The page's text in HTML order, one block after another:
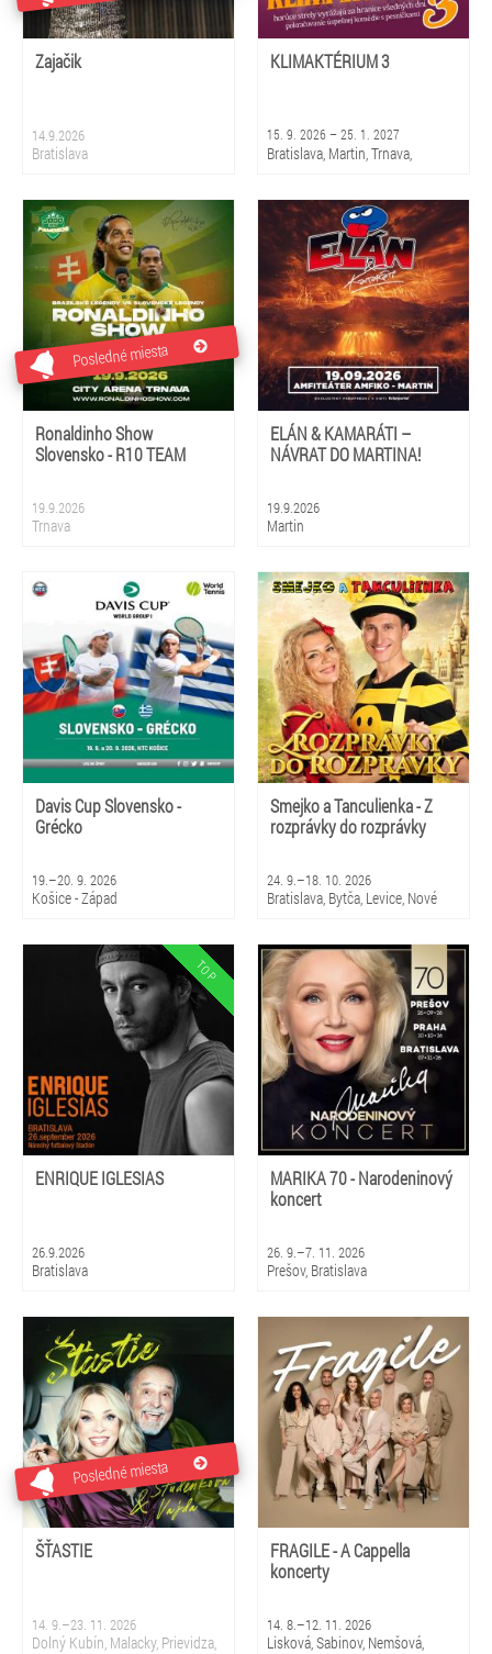
Zajačik
14.9.2026
Bratislava
KLIMAKTÉRIUM 3
15. 9. 2026 – 25. 1. 2027
Bratislava, Martin, Trnava,
Mikuláš, Košice, Prešov, Banská
Bystrica, Žilina
Posledné miesta
Ronaldinho Show
Slovensko - R10 TEAM
19.9.2026
Trnava
ELÁN & KAMARÁTI –
NÁVRAT DO MARTINA!
19.9.2026
Martin
Davis Cup Slovensko -
Grécko
19.–20. 9. 2026
Košice - Západ
Smejko a Tanculienka - Z
rozprávky do rozprávky
24. 9.–18. 10. 2026
Bratislava, Bytča, Levice, Nové
Sereď, Bardejovské Kúpele,
Košice, Stará Ľubovňa, Poprad,
Brezno, Prievidza, Gbely, Nová
Dubnica
ENRIQUE IGLESIAS
26.9.2026
Bratislava
MARIKA 70 - Narodeninový
koncert
26. 9.–7. 11. 2026
Prešov, Bratislava
Posledné miesta
ŠŤASTIE
14. 9.–23. 11. 2026
Dolný Kubín, Malacky, Prievidza,
FRAGILE - A Cappella
koncerty
14. 8.–12. 11. 2026
Lisková, Sabinov, Nemšová,